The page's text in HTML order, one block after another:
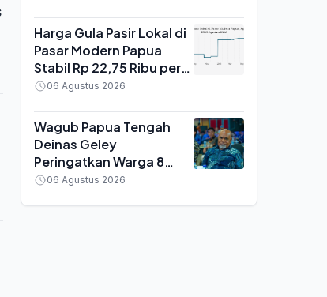
Kelistrikan Papua Jelang
HUT ke-81 RI
Harga Gula Pasir Lokal di
Pasar Modern Papua
Stabil Rp 22,75 Ribu per
Kg, Cabai Rawit Merah
06 Agustus 2026
Wagub Papua Tengah
Deinas Geley
Peringatkan Warga 8
Kabupaten soal Oknum
06 Agustus 2026